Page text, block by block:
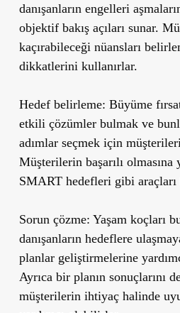
danışanların engelleri
objektif bakış açıları sunar.
kaçırabileceği nüansları
dikkatlerini kullanırlar.
Hedef belirleme: Büyüme
etkili çözümler bulmak ve
adımlar seçmek için
Müşterilerin başarılı olmasına
SMART hedefleri gibi araçları
Sorun çözme: Yaşam koçları
danışanların hedeflere
planlar geliştirmelerine
Ayrıca bir planın sonuçlarını
müşterilerin ihtiyaç halinde